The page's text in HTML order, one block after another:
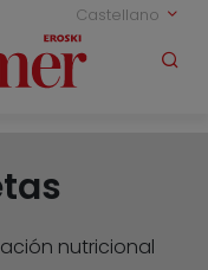
Castellano
nutricional